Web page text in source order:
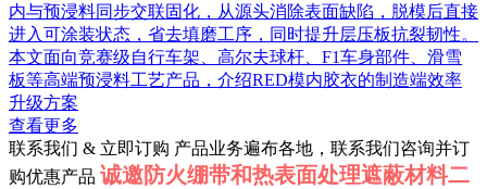
内与预浸料同步交联固化，从源头消除表面缺陷，脱模后直接
进入可涂装状态，省去填磨工序，同时提升层压板抗裂韧性。
本文面向竞赛级自行车架、高尔夫球杆、F1车身部件、滑雪
板等高端预浸料工艺产品，介绍RED模内胶衣的制造端效率
升级方案
查看更多
联系我们 & 立即订购 产品业务遍布各地，联系我们咨询并订
购优惠产品 诚邀防火绷带和热表面处理遮蔽材料二